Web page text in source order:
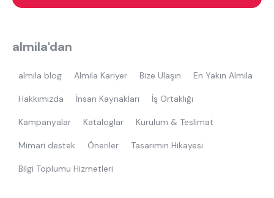
almila'dan
almila blog Almila Kariyer Bize Ulaşın En Yakın Almila
Hakkımızda İnsan Kaynakları İş Ortaklığı
Kampanyalar Kataloglar Kurulum & Teslimat
Mimari destek Öneriler Tasarımın Hikayesi
Bilgi Toplumu Hizmetleri